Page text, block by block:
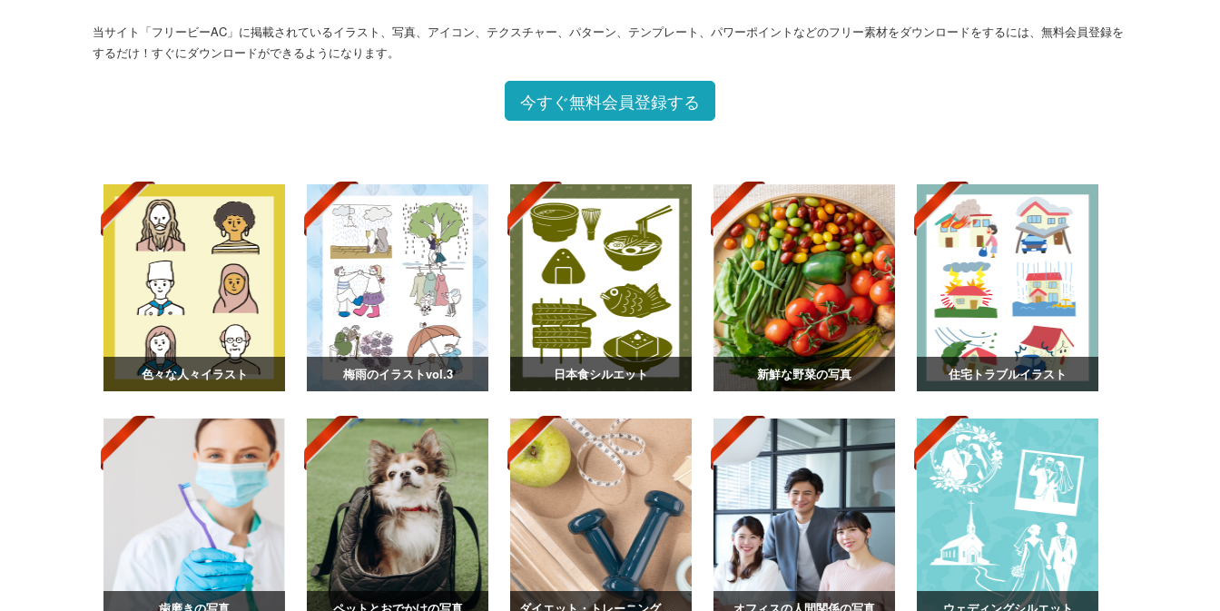
当サイト「フリービーAC」に掲載されているイラスト、写真、アイコン、テクスチャー、パターン、テンプレート、パワーポイントなどのフリー素材をダウンロードをするには、無料会員登録を
するだけ！すぐにダウンロードができるようになります。
今すぐ無料会員登録する
色々な人々イラスト 梅雨のイラストvol.3 日本食シルエット 新鮮な野菜の写真 住宅トラブルイラスト